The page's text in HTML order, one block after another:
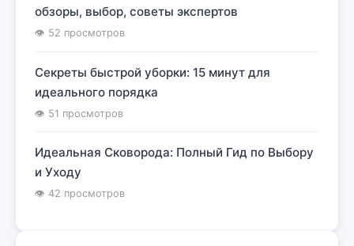
обзоры, выбор, советы экспертов
👁 52 просмотров
Секреты быстрой уборки: 15 минут для
идеального порядка
👁 51 просмотров
Идеальная Сковорода: Полный Гид по Выбору
и Уходу
👁 42 просмотров